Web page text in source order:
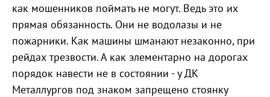
как мошенников поймать не могут. Ведь это их
прямая обязанность. Они не водолазы и не
пожарники. Как машины шманают незаконно, при
рейдах трезвости. А как элементарно на дорогах
порядок навести не в состоянии - у ДК
Металлургов под знаком запрещено стоянку